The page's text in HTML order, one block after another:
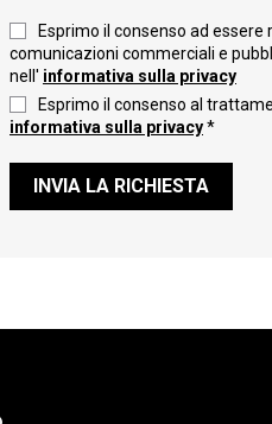
Esprimo il consenso ad
comunicazioni commerciali e
nell' informativa sulla privacy
Esprimo il consenso al
informativa sulla privacy*
INVIA LA RICHIESTA